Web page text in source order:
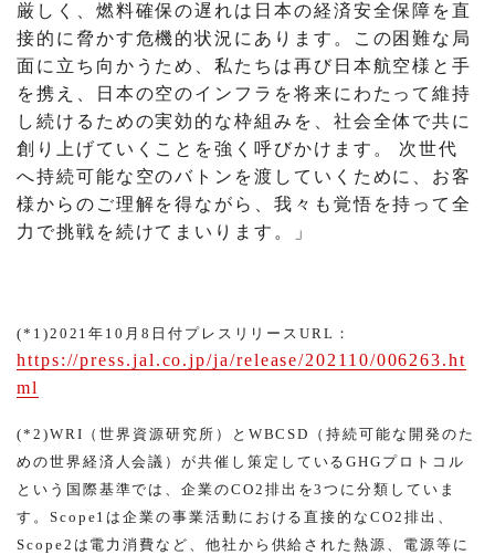
厳しく、燃料確保の遅れは日本の経済安全保障を直
接的に脅かす危機的状況にあります。この困難な局
面に立ち向かうため、私たちは再び日本航空様と手
を携え、日本の空のインフラを将来にわたって維持
し続けるための実効的な枠組みを、社会全体で共に
創り上げていくことを強く呼びかけます。 次世代
へ持続可能な空のバトンを渡していくために、お客
様からのご理解を得ながら、我々も覚悟を持って全
力で挑戦を続けてまいります。」
(*1)2021年10月8日付プレスリリースURL：
https://press.jal.co.jp/ja/release/202110/006263.ht
ml
(*2)WRI（世界資源研究所）とWBCSD（持続可能な開発のた
めの世界経済人会議）が共催し策定しているGHGプロトコル
という国際基準では、企業のCO2排出を3つに分類していま
す。Scope1は企業の事業活動における直接的なCO2排出、
Scope2は電力消費など、他社から供給された熱源、電源等に